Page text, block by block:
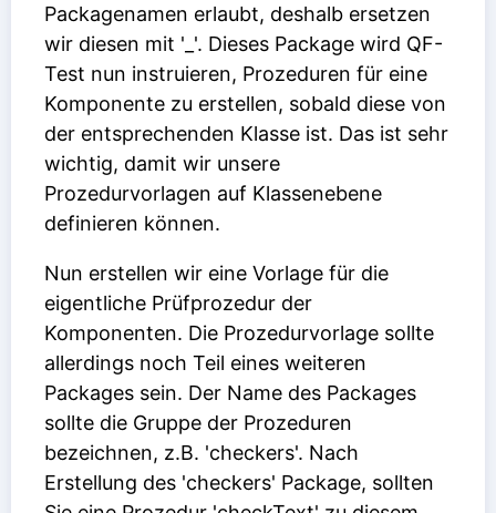
Packagenamen erlaubt, deshalb ersetzen
wir diesen mit '_'. Dieses Package wird QF-
Test nun instruieren, Prozeduren für eine
Komponente zu erstellen, sobald diese von
der entsprechenden Klasse ist. Das ist sehr
wichtig, damit wir unsere
Prozedurvorlagen auf Klassenebene
definieren können.
Nun erstellen wir eine Vorlage für die
eigentliche Prüfprozedur der
Komponenten. Die Prozedurvorlage sollte
allerdings noch Teil eines weiteren
Packages sein. Der Name des Packages
sollte die Gruppe der Prozeduren
bezeichnen, z.B. 'checkers'. Nach
Erstellung des 'checkers' Package, sollten